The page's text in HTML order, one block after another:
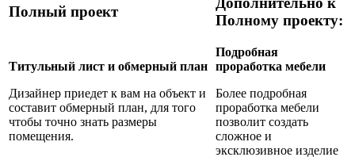
Полный проект
Полному проекту:
Титульный лист и обмерный план
Дизайнер приедет к вам на объект и
составит обмерный план, для того
чтобы точно знать размеры
помещения.
Подробная
проработка мебели
Более подробная
проработка мебели
позволит создать
сложное и
эксклюзивное изделие